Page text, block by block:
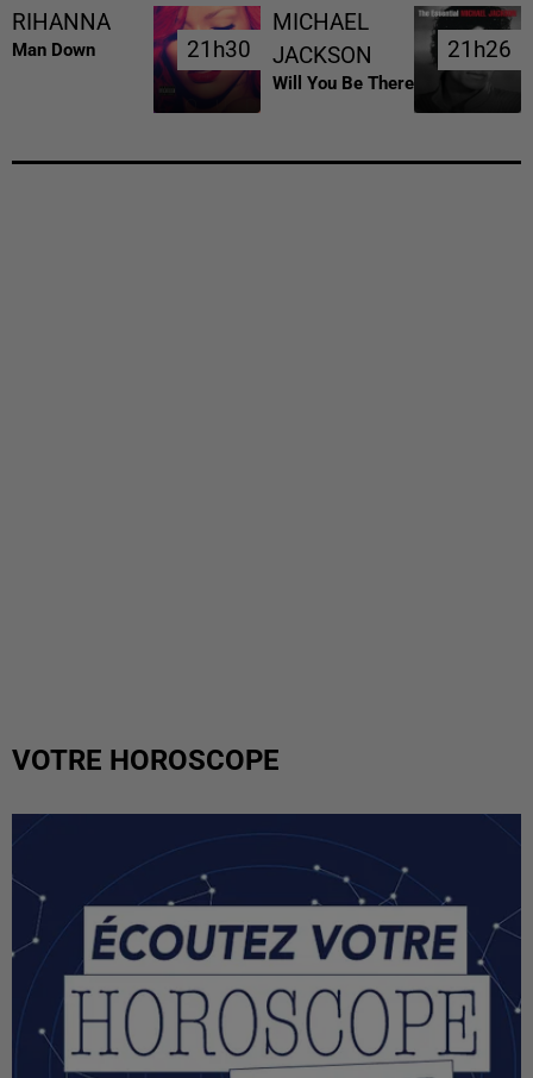
RIHANNA
Man Down 21h30
21h30
MICHAEL
JACKSON
Will You Be There
21h26
21h26
VOTRE HOROSCOPE